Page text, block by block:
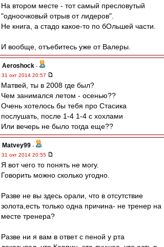
На втором месте - тот самый пресловутый
"одноочковый отрыв от лидеров".
Не книга, а стадо какое-то по бОльшей части.
И вообще, отъебитесь уже от Валеры.
Aeroshock -
31 окт 2014 20:57
Матвей, ты в 2008 где был?
Чем занимался летом - осенью??
Очень хотелось бы тебя про Стасика
послушать, после 1-4 1-4 с хохлами
Или вечерь не было тогда еще??
Matvey99 -
31 окт 2014 20:55
Я вот чего то понять не могу.
Говорить можно сколько угодно.
Разве не вы здесь орали, что в отсутствие
золота,есть только одна причина- не тренер на
месте тренера?
Разве ни я вам в ответ с пеной у рта